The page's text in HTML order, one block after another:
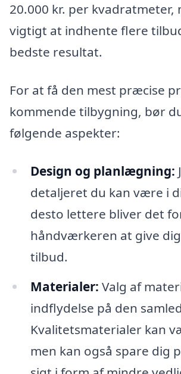
20.000 kr. per kvadratmeter,
vigtigt at indhente flere
bedste resultat.
For at få den mest præcise
kommende tilbygning, bør
følgende aspekter:
Design og planlægning:
detaljeret du kan være i
desto lettere bliver det
håndværkeren at give
tilbud.
Materialer: Valg af
indflydelse på den
Kvalitetsmaterialer kan
men kan også spare dig